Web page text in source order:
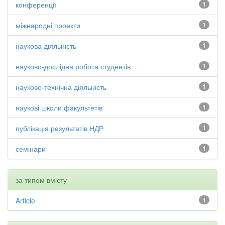
1
конференції
1
міжнародні проекти
1
наукова діяльність
1
науково-дослідна робота студентів
1
науково-технічна діяльність
1
наукові школи факультетів
1
публікація результатів НДР
1
семінари
за типом вмісту
1
Article